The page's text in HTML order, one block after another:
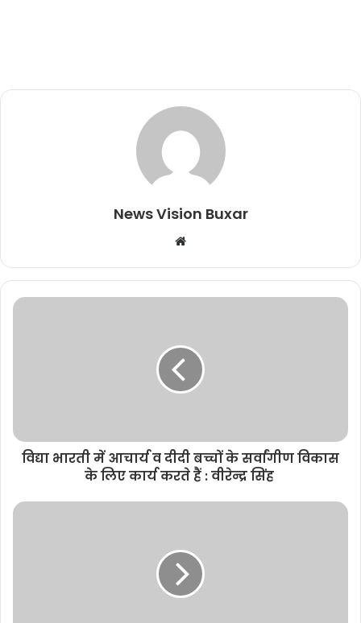
News Vision Buxar
b
s
विद्या भारती में आचार्य व दीदी बच्चों के सर्वांगीण विकास
के लिए कार्य करते हैं : वीरेन्द्र सिंह